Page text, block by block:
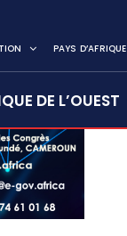
PAYS D’AFRIQUE
DE L’OUEST